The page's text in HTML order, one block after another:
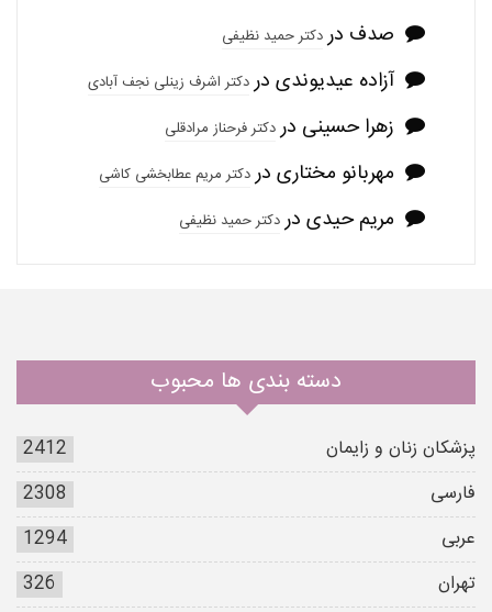
صدف دردکتر حمید نظیفی
آزاده عیدیوندی دردکتر اشرف زینلی نجف آبادی
زهرا حسینی دردکتر فرحناز مرادقلی
مهربانو مختاری دردکتر مریم عطابخشی کاشی
مریم حیدی دردکتر حمید نظیفی
دسته بندی ها محبوب
پزشکان زنان و زایمان
2412
فارسی
2308
عربی
1294
تهران
326